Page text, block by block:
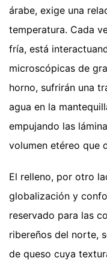
árabe, exige una
temperatura. Cada
fría, está
microscópicas de
horno, sufrirán una
agua en la
empujando las
volumen etéreo que
El relleno, por otro
globalización y
reservado para las
ribereños del norte,
de queso cuya